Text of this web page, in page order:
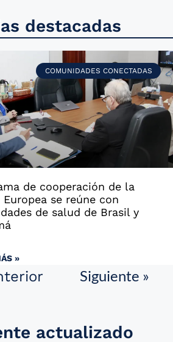
destacadas
COMUNIDADES CONECTADAS
de cooperación de la
Europea se reúne con
de salud de Brasil y
»
Siguiente »
actualizado